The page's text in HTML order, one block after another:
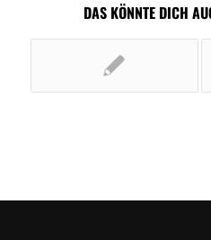
DAS KÖNNTE DICH